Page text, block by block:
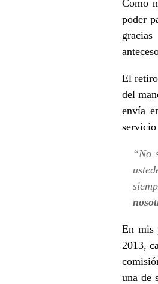
Como
poder
El
del
envía
“No
En mis
2013,
una de